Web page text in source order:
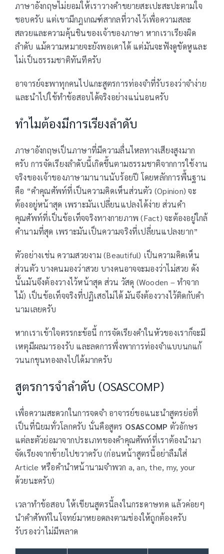
ภาษาอังกฤษไม่ยอมให้เราวางคำขยายสะเปะสะปะตามใจ
ชอบครับ แต่เขามีกฎเกณฑ์สากลที่วางไว้เพื่อความสละ
สลวยและความคุ้นชินของเจ้าของภาษา หากเราเรียงผิด
ลำดับ แม้ความหมายจะยังพอเดาได้ แต่มันจะฟังดูขัดหูและ
ไม่เป็นธรรมชาติทันทีครับ
อาจารย์จะพาทุกคนไปแกะสูตรการท่องจำที่รับรองว่าจำง่าย
และนำไปใช้ทำข้อสอบได้จริงอย่างแน่นอนครับ
ทำไมต้องมีการเรียงลำดับ
ภาษาอังกฤษเป็นภาษาที่มีความลื่นไหลทางเสียงสูงมาก
ครับ การจัดเรียงลำดับนี้เกิดขึ้นตามธรรมชาติจากการใช้งาน
จริงของเจ้าของภาษามานานนับร้อยปี โดยหลักการพื้นฐาน
คือ “คำคุณศัพท์ที่เป็นความคิดเห็นส่วนตัว (Opinion) จะ
ต้องอยู่หน้าสุด เพราะมันเปลี่ยนแปลงได้ง่าย ส่วนคำ
คุณศัพท์ที่เป็นข้อเท็จจริงทางกายภาพ (Fact) จะต้องอยู่ใกล้
คำนามที่สุด เพราะมันเป็นความจริงที่เปลี่ยนแปลงยาก”
ตัวอย่างเช่น ความสวยงาม (Beautiful) เป็นความคิดเห็น
ส่วนตัว บางคนมองว่าสวย บางคนอาจจะมองว่าไม่สวย ดัง
นั้นมันจึงต้องวางไว้หน้าสุด ส่วน วัสดุ (Wooden – ทำจาก
ไม้) เป็นข้อเท็จจริงที่ปฏิเสธไม่ได้ มันจึงต้องวางไว้ติดกับคำ
นามเลยครับ
หากเราเข้าใจตรรกะข้อนี้ การจัดเรียงคำในหัวของเราก็จะมี
เหตุมีผลมารองรับ และลดการพึ่งพาการท่องจำแบบนกแก้
วนนกขุนทองลงไปได้มากครับ
สูตรการจำลำดับ (OSASCOMP)
เพื่อความสะดวกในการจดจำ อาจารย์ขอแนะนำสูตรย่อที่
เป็นที่นิยมทั่วโลกครับ นั่นคือสูตร OSASCOMP ตัวอักษร
แต่ละตัวย่อมาจากประเภทของคำคุณศัพท์ที่เราต้องนำมา
จัดเรียงจากซ้ายไปขวาครับ (ก่อนหน้าสูตรนี้อย่าลืมใส่
Article หรือคำนำหน้านามจำพวก a, an, the, my, your
ด้วยนะครับ)
เวลาทำข้อสอบ ให้เขียนสูตรนี้ลงในกระดาษทด แล้วค่อยๆ
นำคำศัพท์ในโจทย์มาหยอดลงตามช่องให้ถูกต้องครับ
รับรองว่าไม่มีพลาด